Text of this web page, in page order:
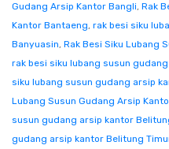
Gudang Arsip Kantor Bangli, Rak
Kantor Bantaeng, rak besi siku
Banyuasin, Rak Besi Siku Lubang
rak besi siku lubang susun
siku lubang susun gudang arsip
Lubang Susun Gudang Arsip
susun gudang arsip kantor
gudang arsip kantor Belitung